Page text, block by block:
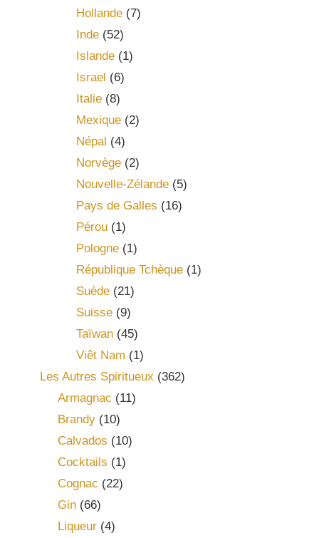
Hollande(7)
Inde(52)
Islande(1)
Israel (6)
Italie(8)
Mexique(2)
Népal (4)
Norvège(2)
Nouvelle-Zélande(5)
Pays de Galles (16)
Pérou(1)
Pologne(1)
République Tchèque(1)
Suède(21)
Suisse(9)
Taïwan(45)
Viêt Nam (1)
Les Autres Spiritueux (362)
Armagnac (11)
Brandy (10)
Calvados (10)
Cocktails (1)
Cognac (22)
Gin (66)
Liqueur (4)